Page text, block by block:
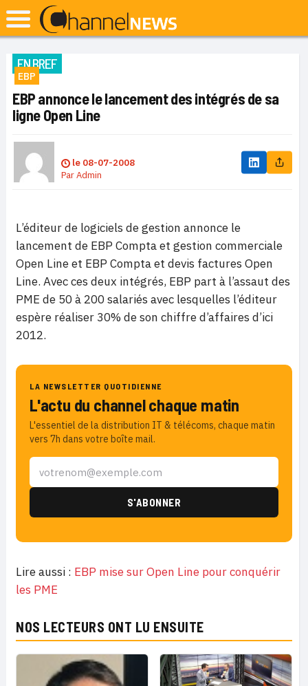
EN BREF
EBP
EBP annonce le lancement des intégrés de sa
ligne Open Line
le 08-07-2008
ParAdmin
L’éditeur de logiciels de gestion annonce le
lancement de EBP Compta et gestion commerciale
Open Line et EBP Compta et devis factures Open
Line. Avec ces deux intégrés, EBP part à l’assaut des
PME de 50 à 200 salariés avec lesquelles l’éditeur
espère réaliser 30% de son chiffre d’affaires d’ici
2012.
LA NEWSLETTER QUOTIDIENNE
L'actu du channel chaque matin
L'essentiel de la distribution IT & télécoms, chaque matin
vers 7h dans votre boîte mail.
Lire aussi : EBP mise sur Open Line pour conquérir
les PME
NOS LECTEURS ONT LU ENSUITE